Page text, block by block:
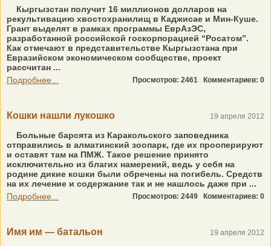
Кыргызстан получит 16 миллионов долларов на
рекультивацию хвостохранилищ в Каджисае и Мин-Куше.
Грант выделят в рамках программы ЕврАзЭС,
разработанной российской госкорпорацией “Росатом”.
Как отмечают в представительстве Кыргызстана при
Евразийском экономическом сообществе, проект
рассчитан ...
Подробнее...
Просмотров: 2461 Комментариев: 0
Кошки нашли лукошко 19 апреля 2012
Больные барсята из Каракольского заповедника
отправились в алматинский зоопарк, где их прооперируют
и оставят там на ПМЖ. Такое решение принято
исключительно из благих намерений, ведь у себя на
родине дикие кошки были обречены на погибель. Средств
на их лечение и содержание так и не нашлось даже при ...
Подробнее...
Просмотров: 2449 Комментариев: 0
Имя им — батальон 19 апреля 2012